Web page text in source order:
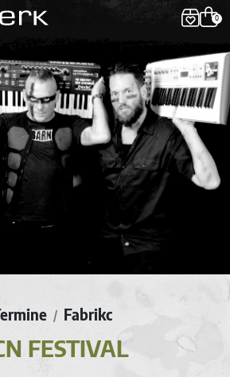
0
/ Fabrikc
FESTIVAL